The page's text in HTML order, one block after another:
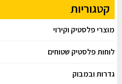
קטגוריות
מוצרי פלסטיק וקירוי
לוחות פלסטיק שטוחים
גדרות ובמבוק